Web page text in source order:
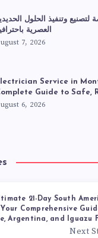
وتنفيذ الحلول
العصرية
7, 2026
Service in
Guide to Safe,
6, 2026
21-Day South
Your Comprehensive
Argentina, and Iguazu
Next